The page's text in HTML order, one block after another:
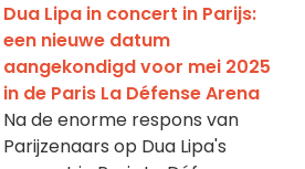
Dua Lipa in concert in Parijs:
een nieuwe datum
aangekondigd voor mei 2025
in de Paris La Défense Arena
Na de enorme respons van
Parijzenaars op Dua Lipa's